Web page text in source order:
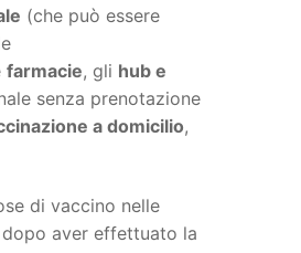
(che può essere
farmacie, gli hub e
senza prenotazione
a domicilio,
di vaccino nelle
aver effettuato la